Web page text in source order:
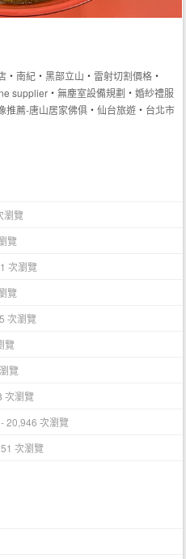
‧南紀 ‧黑部立山 ‧ 雷射切割價格 ‧
supplier ‧無塵室設備規劃 ‧婚紗禮服
推薦-唐山居家佛俱 ‧仙台旅遊 ‧ 台北市
瀏覽
覽
次瀏覽
覽
次瀏覽
覽
覽
次瀏覽
- 20,946 次瀏覽
次瀏覽